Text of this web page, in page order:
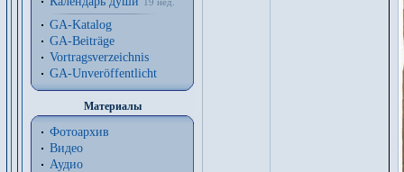
19 нед.
GA-Katalog
GA-Beiträge
Vortragsverzeichnis
GA-Unveröffentlicht
Материалы
Фотоархив
Видео
Аудио